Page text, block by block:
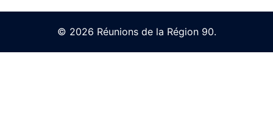
© 2026 Réunions de la Région 90.